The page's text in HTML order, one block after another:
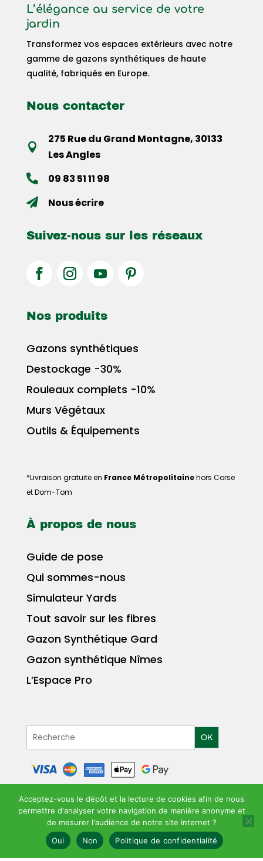
L’élégance au service de votre
jardin
Transformez vos espaces extérieurs avec notre
gamme de gazons synthétiques de haute
qualité, fabriqués en Europe.
Nous contacter

275 Rue du Grand Montagne, 30133
Les Angles
 09 83 51 11 98
 Nous écrire
Suivez-nous sur les réseaux
Nos produits
Gazons synthétiques
Destockage -30%
Rouleaux complets -10%
Murs Végétaux
Outils & Équipements
*Livraison gratuite en France Métropolitainehors Corse
et Dom-Tom
À propos de nous
Guide de pose
Qui sommes-nous
Simulateur Yards
Tout savoir sur les fibres
Gazon Synthétique Gard
Gazon synthétique Nîmes
L’Espace Pro
OK
MENTIONS LÉGALES |POLITIQUE DE
CONFIDENTIALITÉ|CGV
©YARDS GAZON SYNTHÉTIQUE 2026 | CRÉATION LAURENT PEREZ |
Acceptez-vous le dépôt et la lecture de cookies afin de nous
permettre d'analyser votre navigation de manière anonyme et
de mesurer l'audience de notre site internet ?
Oui
Non Politique de confidentialité